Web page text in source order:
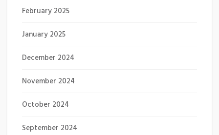
February 2025
January 2025
December 2024
November 2024
October 2024
September 2024